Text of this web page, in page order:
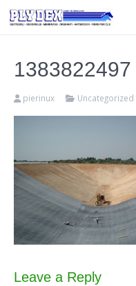
1383822497
pierinux Uncategorized
Leave a Reply